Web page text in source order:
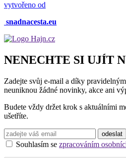
vytvořeno od
snadnacesta.eu
NENECHTE SI UJÍT
Zadejte svůj e-mail a díky
neuniknou žádné novinky, akce ani
Budete vždy držet krok s aktuálními
ušetříte.
Souhlasím se zpracováním